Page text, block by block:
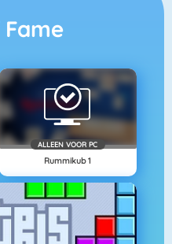
Fame
ALLEEN VOOR PC
Rummikub 1